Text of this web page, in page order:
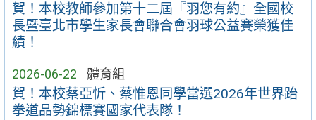
賀！本校教師參加第十二屆『羽您有約』全國校
長暨臺北市學生家長會聯合會羽球公益賽榮獲佳
績！
2026-06-22 體育組
賀！本校蔡亞忻、蔡惟恩同學當選2026年世界跆
拳道品勢錦標賽國家代表隊！